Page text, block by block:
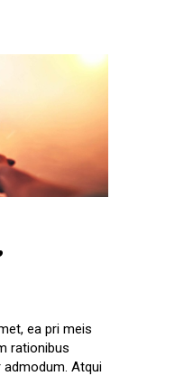
ea pri meis
rationibus
admodum. Atqui